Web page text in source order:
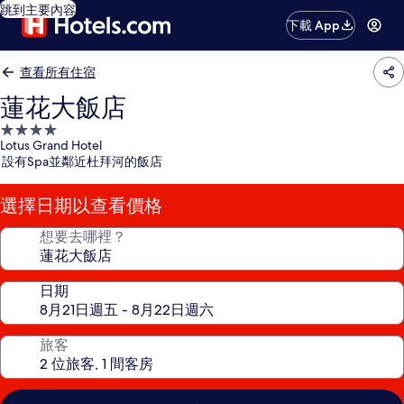
跳到主要內容
下載 App
查看所有住宿
蓮花大飯店
4.0
星
級
住
宿
Lotus Grand Hotel
設有Spa並鄰近杜拜河的飯店
選擇日期以查看價格
想要去哪裡？
日期
旅客